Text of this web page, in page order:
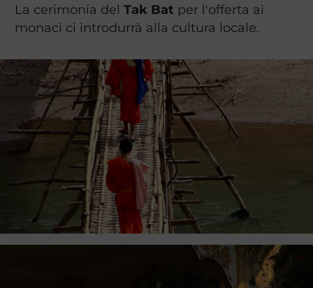
La cerimonia del Tak Bat per l'offerta ai
monaci ci introdurrà alla cultura locale.